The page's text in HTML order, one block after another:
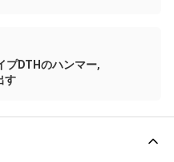
プDTHのハンマー,
す